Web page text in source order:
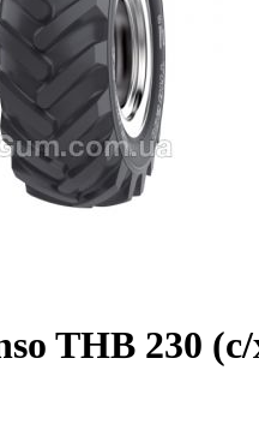
THB 230 (с/